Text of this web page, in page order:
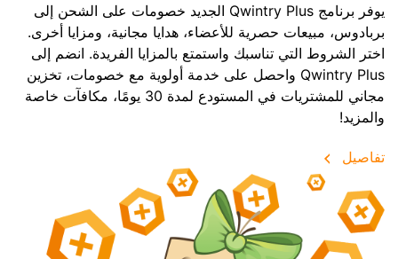
يوفر برنامج Qwintry Plus الجديد خصومات على الشحن إلى
بربادوس، مبيعات حصرية للأعضاء، هدايا مجانية، ومزايا أخرى.
اختر الشروط التي تناسبك واستمتع بالمزايا الفريدة. انضم إلى
Qwintry Plus واحصل على خدمة أولوية مع خصومات، تخزين
مجاني للمشتريات في المستودع لمدة 30 يومًا، مكافآت خاصة
والمزيد!
تفاصيل